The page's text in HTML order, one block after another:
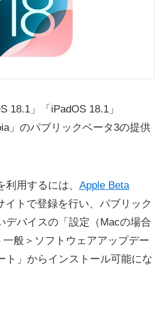
18.1」「iPadOS 18.1」
」のパブリックベータ3の提供
用するには、 Apple Beta
イトで登録を行い、パブリック
デバイスの「設定（Macの場合
一般＞ソフトウェアアップデー
ト」からインストール可能にな